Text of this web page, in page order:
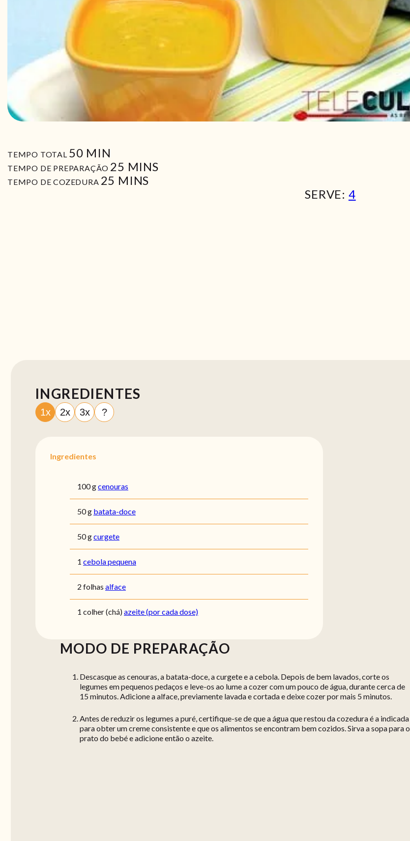
TEMPO TOTAL 50MIN
MIN
TEMPO DE PREPARAÇÃO 25 MIN
MINS
TEMPO DE COZEDURA 25 MIN
MINS
SERVE: 4
INGREDIENTES
1x 2x 3x ?
Ingredientes
100 gcenouras
50 g batata-doce
50 gcurgete
1 cebola pequena
2 folhas alface
1 colher (chá)azeite (por cada dose)
MODO DE PREPARAÇÃO
Descasque as cenouras, a batata-doce, a curgete e a cebola. Depois de bem lavados, corte os
legumes em pequenos pedaços e leve-os ao lume a cozer com um pouco de água, durante cerca de
15 minutos. Adicione a alface, previamente lavada e cortada e deixe cozer por mais 5 minutos.
Antes de reduzir os legumes a puré, certifique-se de que a água que restou da cozedura é a indicada
para obter um creme consistente e que os alimentos se encontram bem cozidos. Sirva a sopa para o
prato do bebé e adicione então o azeite.